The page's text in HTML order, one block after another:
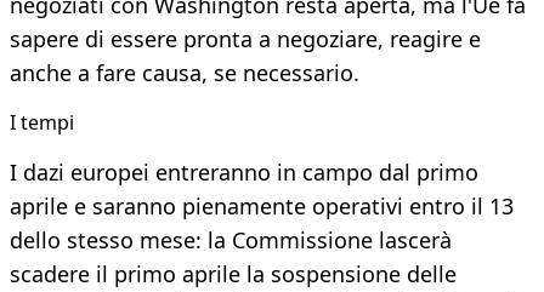
sapere di essere pronta a negoziare, reagire e
anche a fare causa, se necessario.
​I tempi
I dazi europei entreranno in campo dal primo
aprile e saranno pienamente operativi entro il 13
dello stesso mese: la Commissione lascerà
scadere il primo aprile la sospensione delle